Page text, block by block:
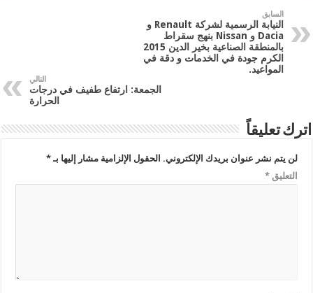
السابق
النيابة الرسمية لشركة Renault و
Dacia و Nissan بنهج سقراط
بالمنطقة الصناعية بخير الدين 2015
الكرم جودة في الخدمات و دقة في
المواعيد.
التالي
الجمعة: ارتفاع طفيف في درجات
الحرارة
اترك تعليقاً
لن يتم نشر عنوان بريدك الإلكتروني. الحقول الإلزامية مشار إليها بـ*
التعليق*